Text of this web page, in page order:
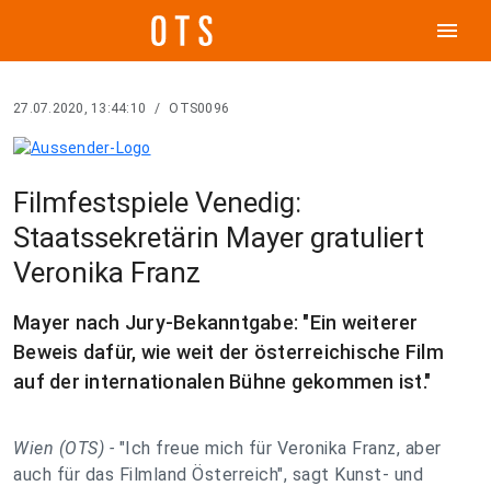
menu
27.07.2020, 13:44:10 / OTS0096
Filmfestspiele Venedig:
Staatssekretärin Mayer gratuliert
Veronika Franz
Mayer nach Jury-Bekanntgabe: "Ein weiterer
Beweis dafür, wie weit der österreichische Film
auf der internationalen Bühne gekommen ist."
Wien (OTS) - "Ich freue mich für Veronika Franz, aber
auch für das Filmland Österreich", sagt Kunst- und